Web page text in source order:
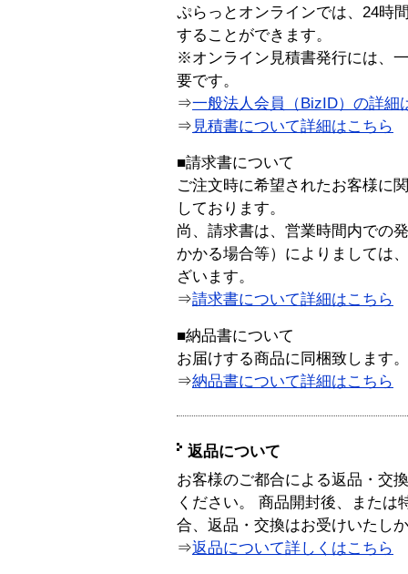
ぷらっとオンラインでは、24時
することができます。
※オンライン見積書発行には、
要です。
⇒一般法人会員（BizID）の詳細
⇒ 見積書について詳細はこちら
■請求書について
ご注文時に希望されたお客様に
しております。
尚、請求書は、営業時間内での
かかる場合等）によりましては
ざいます。
⇒請求書について詳細はこちら
■納品書について
お届けする商品に同梱致します。
⇒納品書について詳細はこちら
返品について
お客様のご都合による返品・交
ください。 商品開封後、または
合、返品・交換はお受けいたし
⇒返品について詳しくはこちら